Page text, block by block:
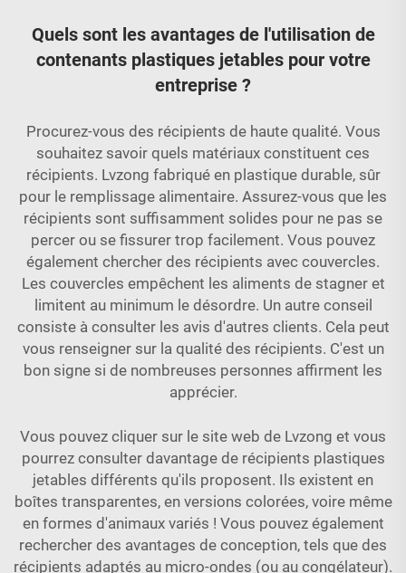
Quels sont les avantages de l'utilisation de
contenants plastiques jetables pour votre
entreprise ?
Procurez-vous des récipients de haute qualité. Vous
souhaitez savoir quels matériaux constituent ces
récipients. Lvzong fabriqué en plastique durable, sûr
pour le remplissage alimentaire. Assurez-vous que les
récipients sont suffisamment solides pour ne pas se
percer ou se fissurer trop facilement. Vous pouvez
également chercher des récipients avec couvercles.
Les couvercles empêchent les aliments de stagner et
limitent au minimum le désordre. Un autre conseil
consiste à consulter les avis d'autres clients. Cela peut
vous renseigner sur la qualité des récipients. C'est un
bon signe si de nombreuses personnes affirment les
apprécier.
Vous pouvez cliquer sur le site web de Lvzong et vous
pourrez consulter davantage de récipients plastiques
jetables différents qu'ils proposent. Ils existent en
boîtes transparentes, en versions colorées, voire même
en formes d'animaux variés ! Vous pouvez également
rechercher des avantages de conception, tels que des
récipients adaptés au micro-ondes (ou au congélateur).